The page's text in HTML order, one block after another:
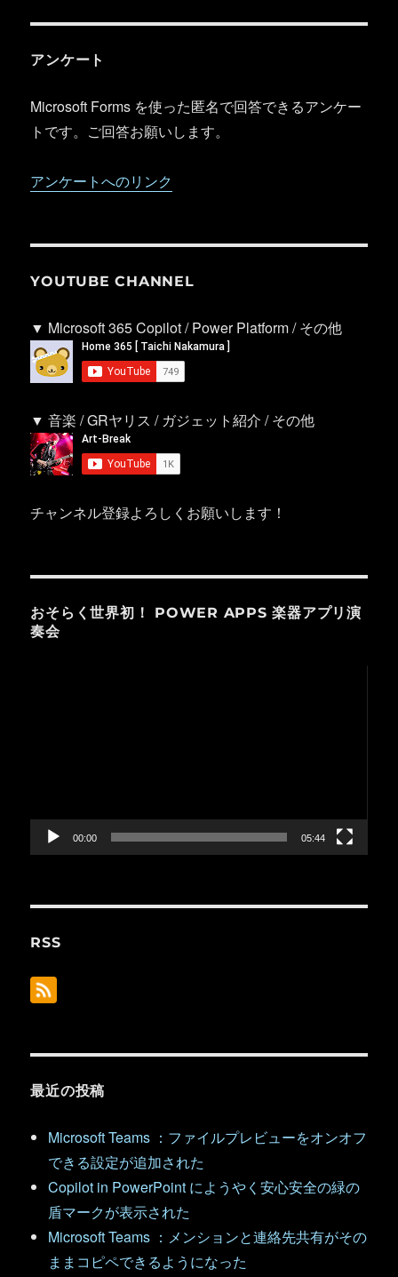
アンケート
Microsoft Forms を使った匿名で回答できるアンケー
トです。ご回答お願いします。
アンケートへのリンク
YOUTUBE CHANNEL
▼ Microsoft 365 Copilot / Power Platform / その他
▼ 音楽 / GRヤリス / ガジェット紹介 / その他
チャンネル登録よろしくお願いします！
おそらく世界初！ POWER APPS 楽器アプリ演
奏会
ー
00:00 05:44
RSS
最近の投稿
Microsoft Teams ：ファイルプレビューをオンオフ
できる設定が追加された
Copilot in PowerPoint にようやく安心安全の緑の
盾マークが表示された
Microsoft Teams ：メンションと連絡先共有がその
ままコピペできるようになった